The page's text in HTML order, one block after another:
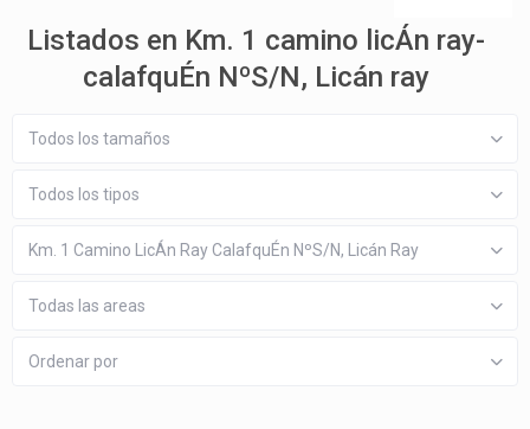
Listados en Km. 1 camino licÁn ray-
calafquÉn NºS/N, Licán ray
Todos los tamaños
Todos los tipos
Km. 1 Camino LicÁn Ray CalafquÉn NºS/N, Licán Ray
Todas las areas
Ordenar por